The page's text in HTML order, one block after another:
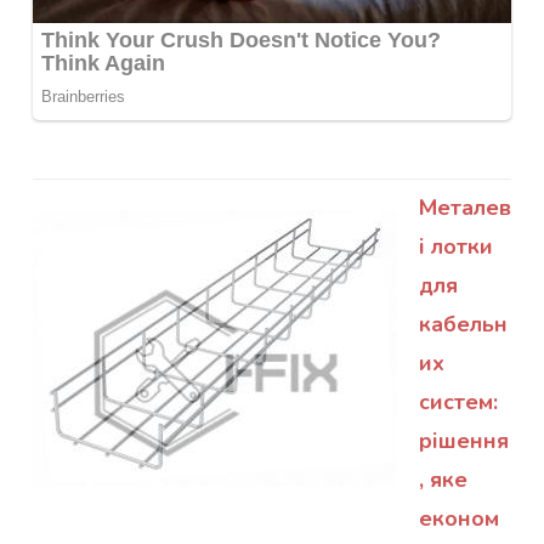
Металев
і лотки
для
кабельн
их
систем:
рішення
, яке
економ